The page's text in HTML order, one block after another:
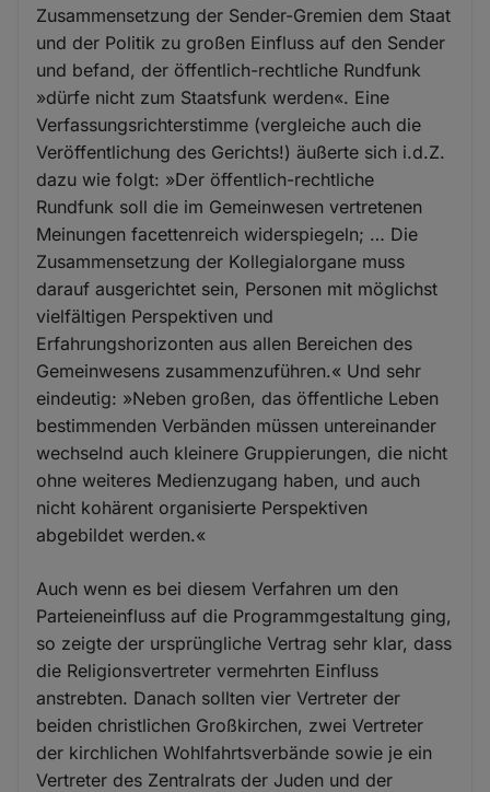
Zusammensetzung der Sender-Gremien dem Staat
und der Politik zu großen Einfluss auf den Sender
und befand, der öffentlich-rechtliche Rundfunk
»dürfe nicht zum Staatsfunk werden«. Eine
Verfassungsrichterstimme (vergleiche auch die
Veröffentlichung des Gerichts!) äußerte sich i.d.Z.
dazu wie folgt: »Der öffentlich-rechtliche
Rundfunk soll die im Gemeinwesen vertretenen
Meinungen facettenreich widerspiegeln; … Die
Zusammensetzung der Kollegialorgane muss
darauf ausgerichtet sein, Personen mit möglichst
vielfältigen Perspektiven und
Erfahrungshorizonten aus allen Bereichen des
Gemeinwesens zusammenzuführen.« Und sehr
eindeutig: »Neben großen, das öffentliche Leben
bestimmenden Verbänden müssen untereinander
wechselnd auch kleinere Gruppierungen, die nicht
ohne weiteres Medienzugang haben, und auch
nicht kohärent organisierte Perspektiven
abgebildet werden.«
Auch wenn es bei diesem Verfahren um den
Parteieneinfluss auf die Programmgestaltung ging,
so zeigte der ursprüngliche Vertrag sehr klar, dass
die Religionsvertreter vermehrten Einfluss
anstrebten. Danach sollten vier Vertreter der
beiden christlichen Großkirchen, zwei Vertreter
der kirchlichen Wohlfahrtsverbände sowie je ein
Vertreter des Zentralrats der Juden und der